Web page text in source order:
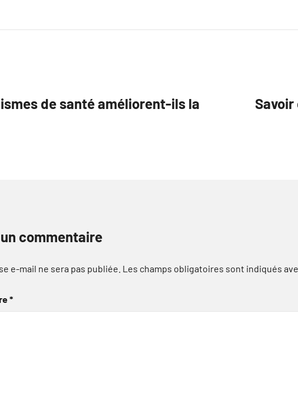
de santé améliorent-ils la
commentaire
e-mail ne sera pas publiée. Les champs obligatoires sont indiqués
*